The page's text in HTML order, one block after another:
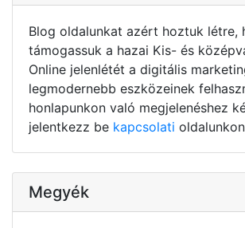
Blog oldalunkat azért hoztuk létre,
támogassuk a hazai Kis- és
Online jelenlétét a digitális
legmodernebb eszközeinek
honlapunkon való megjelenéshez
jelentkezz be kapcsolati
Megyék